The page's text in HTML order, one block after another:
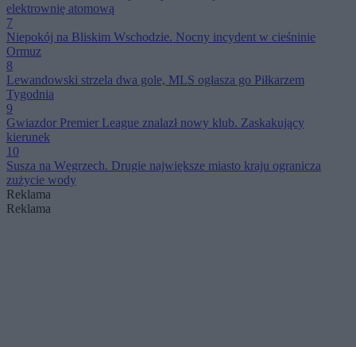
elektrownię atomową
7
Niepokój na Bliskim Wschodzie. Nocny incydent w cieśninie
Ormuz
8
Lewandowski strzela dwa gole, MLS ogłasza go Piłkarzem
Tygodnia
9
Gwiazdor Premier League znalazł nowy klub. Zaskakujący
kierunek
10
Susza na Węgrzech. Drugie największe miasto kraju ogranicza
zużycie wody
Reklama
Reklama